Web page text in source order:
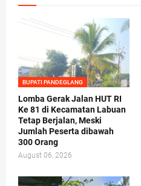
BUPATI PANDEGLANG
Lomba Gerak Jalan HUT RI
Ke 81 di Kecamatan Labuan
Tetap Berjalan, Meski
Jumlah Peserta dibawah
300 Orang
August 06, 2026